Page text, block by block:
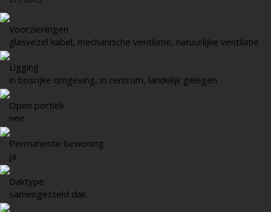
Voorzieningen
glasvezel kabel, mechanische ventilatie, natuurlijke ventilatie
Ligging
in bosrijke omgeving, in centrum, landelijk gelegen
Open portiek
nee
Permanente bewoning
ja
Daktype
samengesteld dak